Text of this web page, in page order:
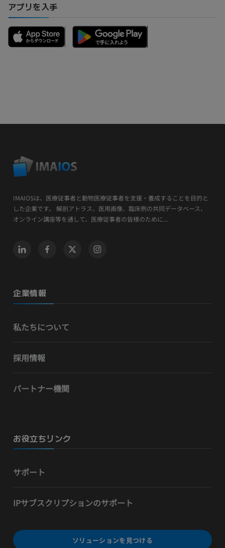
アプリを入手
IMAIOSは、医療従事者と動物医療従事者を支援・養成することを目的と
した企業です。 解剖アトラス、医用画像、臨床例の共同データベース、
オンライン講座等を通して、医療従事者の皆様のために...
企業情報
私たちについて
採用情報
パートナー機関
お役立ちリンク
サポート
IPサブスクリプションのサポート
ソリューションを見つける